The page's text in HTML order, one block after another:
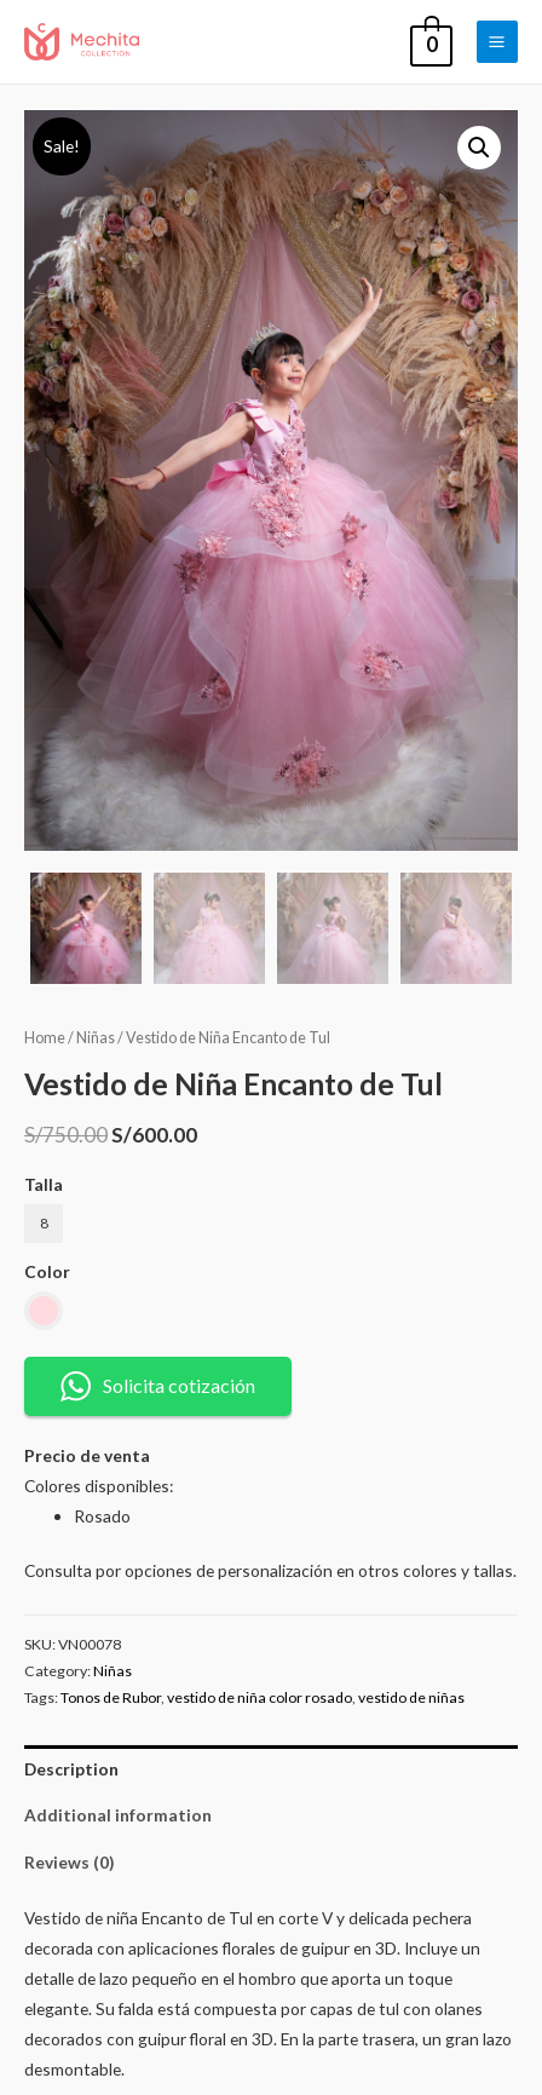
0
Main
Sale!
Home/ Niñas/ Vestido de Niña Encanto de Tul
Vestido de Niña Encanto de Tul
S/750.00S/600.00
Color
Talla
8
Niña
de
Tul
quantity
Solicita cotización
Precio de venta
Colores disponibles:
Rosado
Consulta por opciones de personalización en otros colores y tallas.
SKU:VN00078
Category:Niñas
Tags:Tonos de Rubor, vestido de niña color rosado vestido de niñas
Description
Additional information
Reviews (0)
Vestido de niña Encanto de Tul en corte V y delicada pechera
decorada con aplicaciones florales de guipur en 3D. Incluye un
detalle de lazo pequeño en el hombro que aporta un toque
elegante. Su falda está compuesta por capas de tul con olanes
decorados con guipur floral en 3D. En la parte trasera, un gran lazo
desmontable.